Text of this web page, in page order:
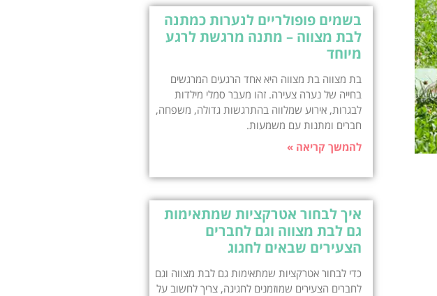
בשמים פופולריים לנערות כמתנה
לבת מצווה – מתנה מרגשת לרגע
מיוחד
בת מצווה בת מצווה היא אחד הרגעים המרגשים
בחייה של נערה צעירה. זהו מעבר סמלי מילדות
לבגרות, אירוע שמלווה בהתרגשות גדולה, משפחה,
חברים ומתנות עם משמעות.
להמשך קריאה »
איך לבחור אטרקציות שמתאימות
גם לבת מצווה וגם לחברים
הצעירים שבאים לחגוג
כדי לבחור אטרקציות שמתאימות גם לבת מצווה וגם
לחברים הצעירים שמוזמנים לחגיגה, צריך לחשוב על